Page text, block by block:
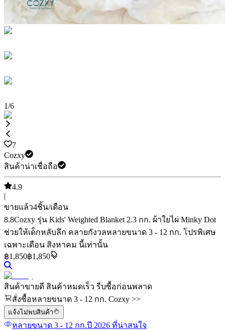
1/6
7
Cozxy
สินค้าน่าเชื่อถือ
4.9
|
ขายแล้ว4ชิ้น/เดือน
8.8Cozxy รุ่น Kids' Weighted Blanket 2.3 กก. ผ้าใยไผ่ Minky Dot
ช่วยให้เด็กหลับลึก คลายกังวลหลายขนาด 3 - 12 กก. โปรพิเศษ
เฉพาะเดือน สิงหาคม นี้เท่านั้น
฿1,850฿1,850
สินค้าขายดี สินค้าหมดเร็ว รีบซื้อก่อนพลาด
สั่งซื้อหลายขนาด 3 - 12 กก. Cozxy >>
แจ้งไม่พบสินค้า
หลายขนาด 3 - 12 กก.ปี 2026 ที่น่าสนใจ